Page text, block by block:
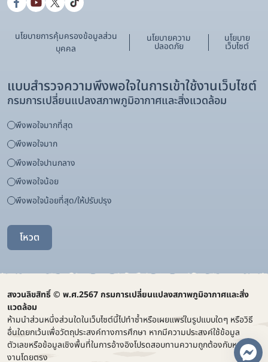
นโยบายการคุ้มครองข้อมูลส่วน
บุคคล
นโยบายความ
ปลอดภัย
นโยบาย
เว็บไซต์
แบบสำรวจความพึงพอใจในการเข้าใช้งานเว็บไซต์
กรมการเปลี่ยนแปลงสภาพภูมิอากาศและสิ่งแวดล้อม
พึงพอใจมากที่สุด
พึงพอใจมาก
พึงพอใจปานกลาง
พึงพอใจน้อย
พึงพอใจน้อยที่สุด/ให้ปรับปรุง
โหวต
สงวนลิขสิทธิ์ © พ.ศ.2567 กรมการเปลี่ยนแปลงสภาพภูมิอากาศและสิ่ง
แวดล้อม
ห้ามนำส่วนหนึ่งส่วนใดในเว็บไซต์นี้ไปทำซ้ำหรือเผยแพร่ในรูปแบบใดๆ หรือวิธี
อื่นใดยกเว้นเพื่อวัตถุประสงค์ทางการศึกษา หากมีความประสงค์ใช้ข้อมูล
ตัวเลขหรือข้อมูลเชิงพื้นที่ในการอ้างอิงโปรดสอบทานความถูกต้องกับหน่วย
งานโดยตรง